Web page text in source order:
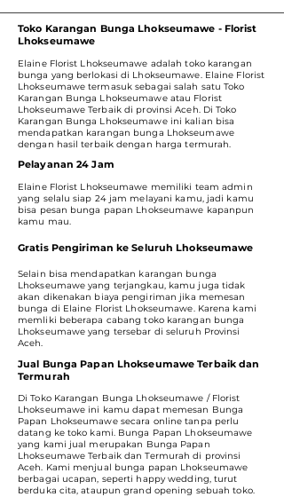
Toko Karangan Bunga Lhokseumawe - Florist
Lhokseumawe
Elaine Florist Lhokseumawe adalah toko karangan
bunga yang berlokasi di Lhokseumawe. Elaine Florist
Lhokseumawe termasuk sebagai salah satu Toko
Karangan Bunga Lhokseumawe atau Florist
Lhokseumawe Terbaik di provinsi Aceh. Di Toko
Karangan Bunga Lhokseumawe ini kalian bisa
mendapatkan karangan bunga Lhokseumawe
dengan hasil terbaik dengan harga termurah.
Pelayanan 24 Jam
Elaine Florist Lhokseumawe memiliki team admin
yang selalu siap 24 jam melayani kamu, jadi kamu
bisa pesan bunga papan Lhokseumawe kapanpun
kamu mau.
Gratis Pengiriman ke Seluruh Lhokseumawe
Selain bisa mendapatkan karangan bunga
Lhokseumawe yang terjangkau, kamu juga tidak
akan dikenakan biaya pengiriman jika memesan
bunga di Elaine Florist Lhokseumawe. Karena kami
memliki beberapa cabang toko karangan bunga
Lhokseumawe yang tersebar di seluruh Provinsi
Aceh.
Jual Bunga Papan Lhokseumawe Terbaik dan
Termurah
Di Toko Karangan Bunga Lhokseumawe / Florist
Lhokseumawe ini kamu dapat memesan Bunga
Papan Lhokseumawe secara online tanpa perlu
datang ke toko kami. Bunga Papan Lhokseumawe
yang kami jual merupakan Bunga Papan
Lhokseumawe Terbaik dan Termurah di provinsi
Aceh. Kami menjual bunga papan Lhokseumawe
berbagai ucapan, seperti happy wedding, turut
berduka cita, ataupun grand opening sebuah toko.